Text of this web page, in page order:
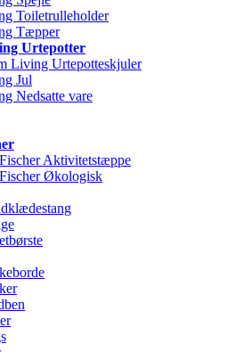
Toiletrulleholder
Tæpper
Urtepotter
Living Urtepotteskjuler
Jul
Nedsatte vare
Aktivitetstæppe
Økologisk